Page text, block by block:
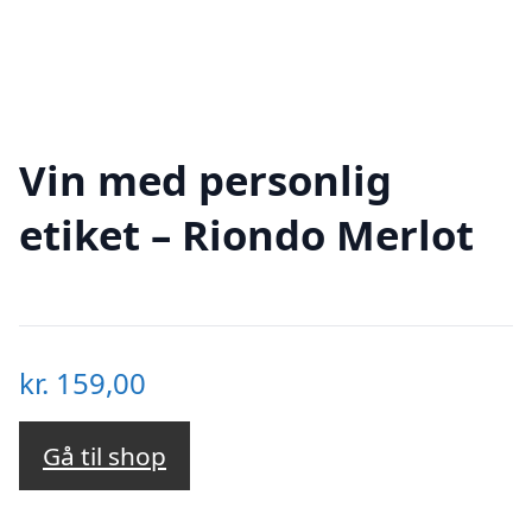
Vin med personlig
etiket – Riondo Merlot
kr. 159,00
Gå til shop